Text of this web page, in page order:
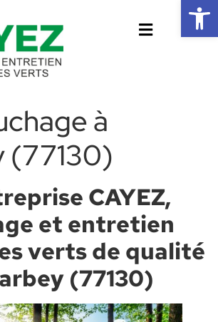
à
(77130)
CAYEZ,
et entretien
verts de qualité
(77130)